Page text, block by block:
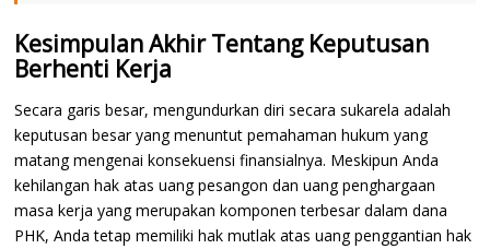
Kesimpulan Akhir Tentang Keputusan
Berhenti Kerja
Secara garis besar, mengundurkan diri secara sukarela adalah
keputusan besar yang menuntut pemahaman hukum yang
matang mengenai konsekuensi finansialnya. Meskipun Anda
kehilangan hak atas uang pesangon dan uang penghargaan
masa kerja yang merupakan komponen terbesar dalam dana
PHK, Anda tetap memiliki hak mutlak atas uang penggantian hak